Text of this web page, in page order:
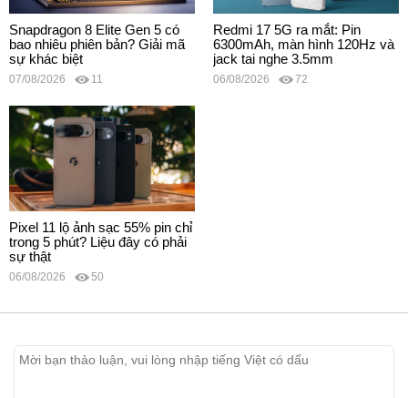
Snapdragon 8 Elite Gen 5 có
bao nhiêu phiên bản? Giải mã
sự khác biệt
07/08/2026 11
Redmi 17 5G ra mắt: Pin
6300mAh, màn hình 120Hz và
jack tai nghe 3.5mm
06/08/2026 72
Pixel 11 lộ ảnh sạc 55% pin chỉ
trong 5 phút? Liệu đây có phải
sự thật
06/08/2026 50